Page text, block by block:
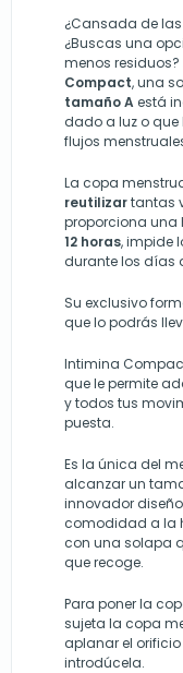
¿Cansada de
¿Buscas una
menos residuos?
Compact, una
tamaño Aestá
dado a luz o
flujos
La copa
reutilizartantas
proporciona una
12 horas, impide
durante los días
Su exclusivo
que lo podrás
Intimina
que le permite
y todos tus
puesta.
Es la única del
alcanzar un
innovador
comodidad a la
con una solapa
que recoge.
Para poner la
sujeta la copa
aplanar el
introdúcela.